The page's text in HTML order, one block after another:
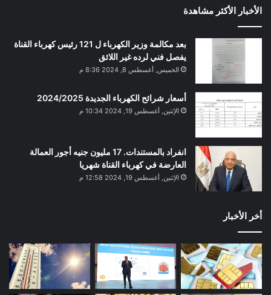
الأخبار الأكثر مشاهدة
بعد مكالمة وزير الكهرباء ل 121 رئيس كهرباء القناة
يفصل فني لرده غير اللائق
الخميس, أغسطس 8, 2024 8:36 م
أسعار شرائح الكهرباء الجديدة 2024/2025
الإثنين, أغسطس 19, 2024 10:34 م
انفراد بالمستندات. 17 مليون جنيه أجور العمالة
العارضة في كهرباء القناة شهريا
الإثنين, أغسطس 19, 2024 12:58 م
أخر الأخبار